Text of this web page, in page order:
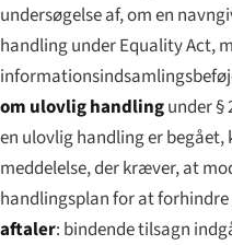
undersøgelse af, om en
handling under Equality Act,
om ulovlig handlingunder §
en ulovlig handling er begået,
meddelelse, der kræver, at
handlingsplan for at
aftaler: bindende tilsagn